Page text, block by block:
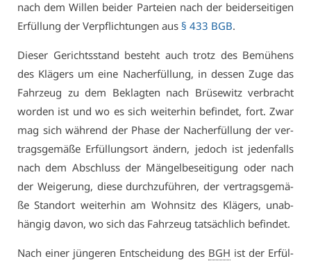
nach dem Wil­len bei­der Par­tei­en nach der bei­der­sei­ti­gen
Er­fül­lung der Ver­pflich­tun­gen aus § 433 BGB.
Die­ser Ge­richts­stand be­steht auch trotz des Be­mü­hens
des Klä­gers um ei­ne Nach­er­fül­lung, in des­sen Zu­ge das
Fahr­zeug zu dem Be­klag­ten nach Brü­se­witz ver­bracht
wor­den ist und wo es sich wei­ter­hin be­fin­det, fort. Zwar
mag sich wäh­rend der Pha­se der Nach­er­fül­lung der ver­
trags­ge­mä­ße Er­fül­lungs­ort än­dern, je­doch ist je­den­falls
nach dem Ab­schluss der Män­gel­be­sei­ti­gung oder nach
der Wei­ge­rung, die­se durch­zu­füh­ren, der ver­trags­ge­mä­
ße Stand­ort wei­ter­hin am Wohn­sitz des Klä­gers, un­ab­
hän­gig da­von, wo sich das Fahr­zeug tat­säch­lich be­fin­det.
Nach ei­ner jün­ge­ren Ent­schei­dung des BGH ist der Er­fül­